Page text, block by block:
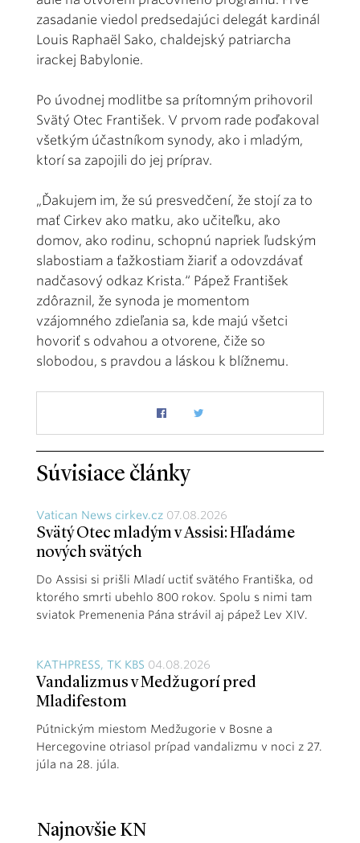
zasadanie viedol predsedajúci delegát kardinál
Louis Raphaël Sako, chaldejský patriarcha
irackej Babylonie.
Po úvodnej modlitbe sa prítomným prihovoril
Svätý Otec František. V prvom rade poďakoval
všetkým účastníkom synody, ako i mladým,
ktorí sa zapojili do jej príprav.
„Ďakujem im, že sú presvedčení, že stojí za to
mať Cirkev ako matku, ako učiteľku, ako
domov, ako rodinu, schopnú napriek ľudským
slabostiam a ťažkostiam žiariť a odovzdávať
nadčasový odkaz Krista.“ Pápež František
zdôraznil, že synoda je momentom
vzájomného zdieľania sa, kde majú všetci
hovoriť s odvahou a otvorene, čiže so
slobodou, s pravdou a láskou k blížnemu.
Súvisiace články
Vatican News cirkev.cz 07.08.2026
Svätý Otec mladým v Assisi: Hľadáme
nových svätých
Do Assisi si prišli Mladí uctiť svätého Františka, od
ktorého smrti ubehlo 800 rokov. Spolu s nimi tam
sviatok Premenenia Pána strávil aj pápež Lev XIV.
KATHPRESS, TK KBS 04.08.2026
Vandalizmus v Medžugorí pred
Mladifestom
Pútnickým miestom Medžugorie v Bosne a
Hercegovine otriasol prípad vandalizmu v noci z 27.
júla na 28. júla.
Najnovšie KN